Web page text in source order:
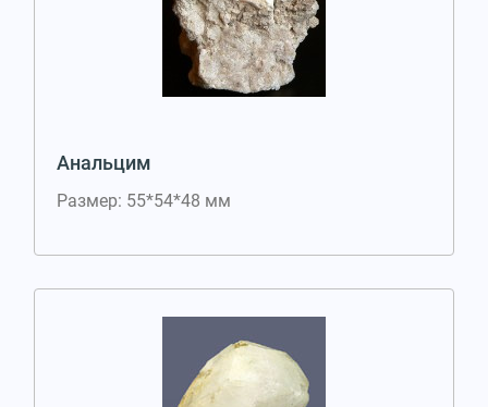
Анальцим
Размер: 55*54*48 мм